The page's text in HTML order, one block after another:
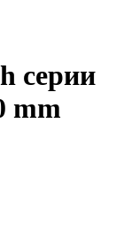
серии
mm